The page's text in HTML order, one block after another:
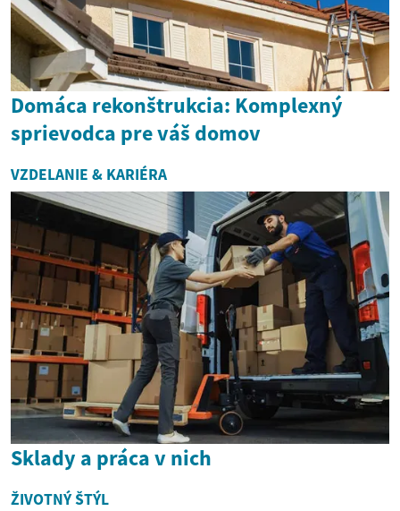
Domáca rekonštrukcia: Komplexný
sprievodca pre váš domov
VZDELANIE & KARIÉRA
Sklady a práca v nich
ŽIVOTNÝ ŠTÝL